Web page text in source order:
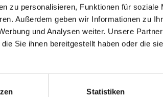
zu personalisieren, Funktionen für soziale
Außerdem geben wir Informationen zu
und Analysen weiter. Unsere
Sie ihnen bereitgestellt haben oder die
Statistiken